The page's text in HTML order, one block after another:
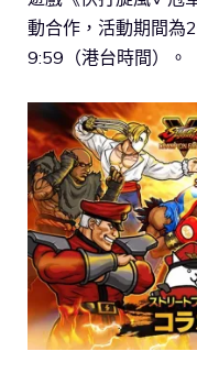
動合作，活動期間
9:59（港台時間）。